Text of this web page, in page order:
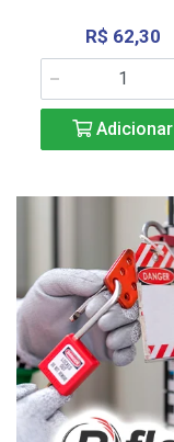
R$ 62,30
Adicionar